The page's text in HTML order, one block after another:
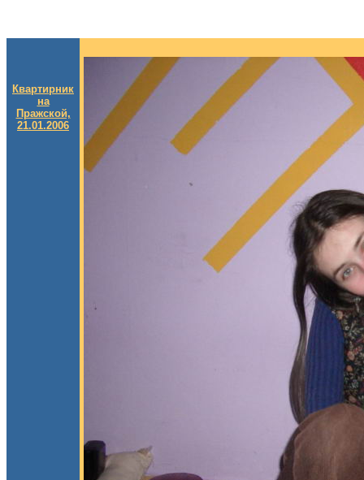
Квартирник
на
Пражской,
21.01.2006